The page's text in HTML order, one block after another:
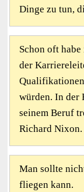
Dinge zu tun,
Schon oft
der
würden. In der
seinem Beruf
Richard Nixon.
Man sollte
fliegen kann.